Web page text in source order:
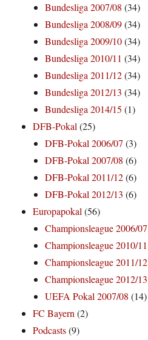
Bundesliga 2007/08 (34)
Bundesliga 2008/09(34)
Bundesliga 2009/10(34)
Bundesliga 2010/11 (34)
Bundesliga 2011/12(34)
Bundesliga 2012/13 (34)
Bundesliga 2014/15 (1)
DFB-Pokal(25)
DFB-Pokal 2006/07 (3)
DFB-Pokal 2007/08 (6)
DFB-Pokal 2011/12(6)
DFB-Pokal 2012/13 (6)
Europapokal(56)
Championsleague 2006/07
Championsleague 2010/11
Championsleague 2011/12
Championsleague 2012/13
UEFA Pokal 2007/08 (14)
FC Bayern(2)
Podcasts(9)